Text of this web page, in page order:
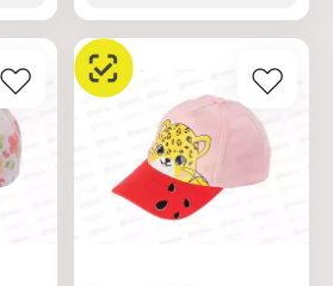
Тип товара: Бейсболка
Возраст: детская
Крой: 5-ти клинка
Декор: "Я верю в
единорогов"
Размер: 54
Цвет: светло-розовый
Материал: хлопок
Состав: 100% хлопок